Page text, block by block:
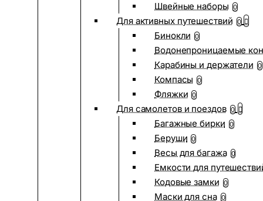
Швейные наборы 0
Для активных путешествий 0
Бинокли 0
Водонепроницаемые
Карабины и держатели 0
Компасы 0
Фляжки 0
Для самолетов и поездов 0
Багажные бирки 0
Беруши 0
Весы для багажа 0
Емкости для
Кодовые замки 0
Маски для сна 0